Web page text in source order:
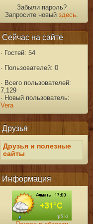
Забыли пароль?
Запросите новыйздесь
Сейчас на сайте
· Гостей: 54
· Пользователей: 0
· Всего пользователей:
7,129
· Новый пользователь:
Vera
Друзья
Друзья и полезные
сайты
Информация